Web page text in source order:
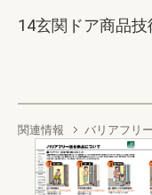
14玄関ドア商品
関連情報 バリアフリ